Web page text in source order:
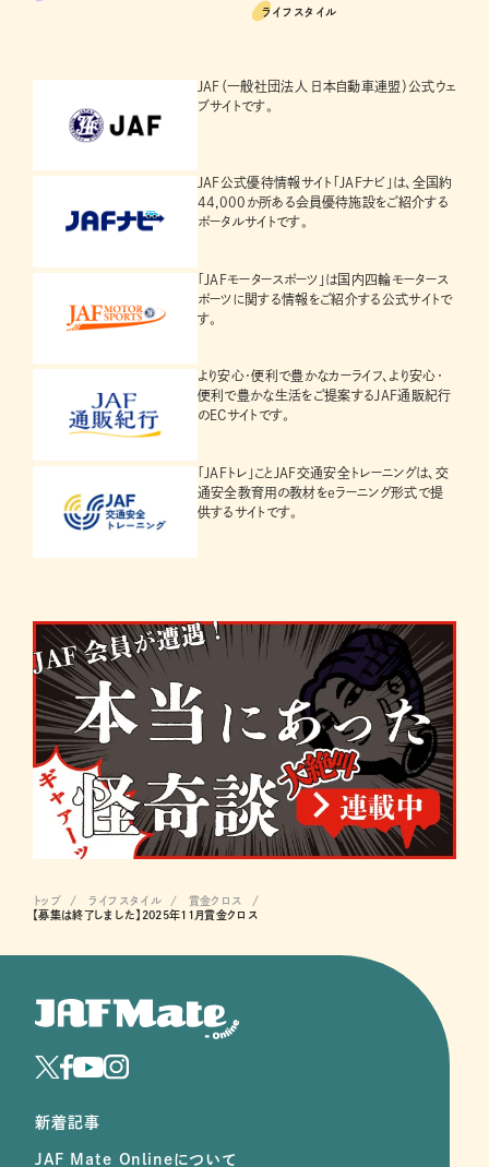
ライフスタイル
JAF（一般社団法人 日本自動車連盟）公式ウェ
ブサイトです。
JAF公式優待情報サイト「JAFナビ」は、全国約
44,000か所ある会員優待施設をご紹介する
ポータルサイトです。
「JAFモータースポーツ」は国内四輪モータース
ポーツに関する情報をご紹介する公式サイトで
す。
より安心・便利で豊かなカーライフ、より安心・
便利で豊かな生活をご提案するJAF通販紀行
のECサイトです。
「JAFトレ」ことJAF交通安全トレーニングは、交
通安全教育用の教材をeラーニング形式で提
供するサイトです。
トップ ライフスタイル
賞金クロス
【募集は終了しました】2025年11月賞金クロス
新着記事
JAF Mate Onlineについて